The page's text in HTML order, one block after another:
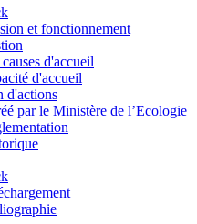
et fonctionnement
d'accueil
d'accueil
d'actions
par le Ministère de l’Ecologie